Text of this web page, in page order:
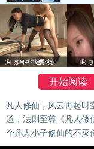
开始阅读
凡人修仙，风云再起
道，法则至尊《凡人修
个凡人小子修仙的不灭